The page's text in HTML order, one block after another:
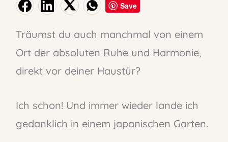
Save
Träumst du auch manchmal von einem
Ort der absoluten Ruhe und Harmonie,
direkt vor deiner Haustür?
Ich schon! Und immer wieder lande ich
gedanklich in einem japanischen Garten.